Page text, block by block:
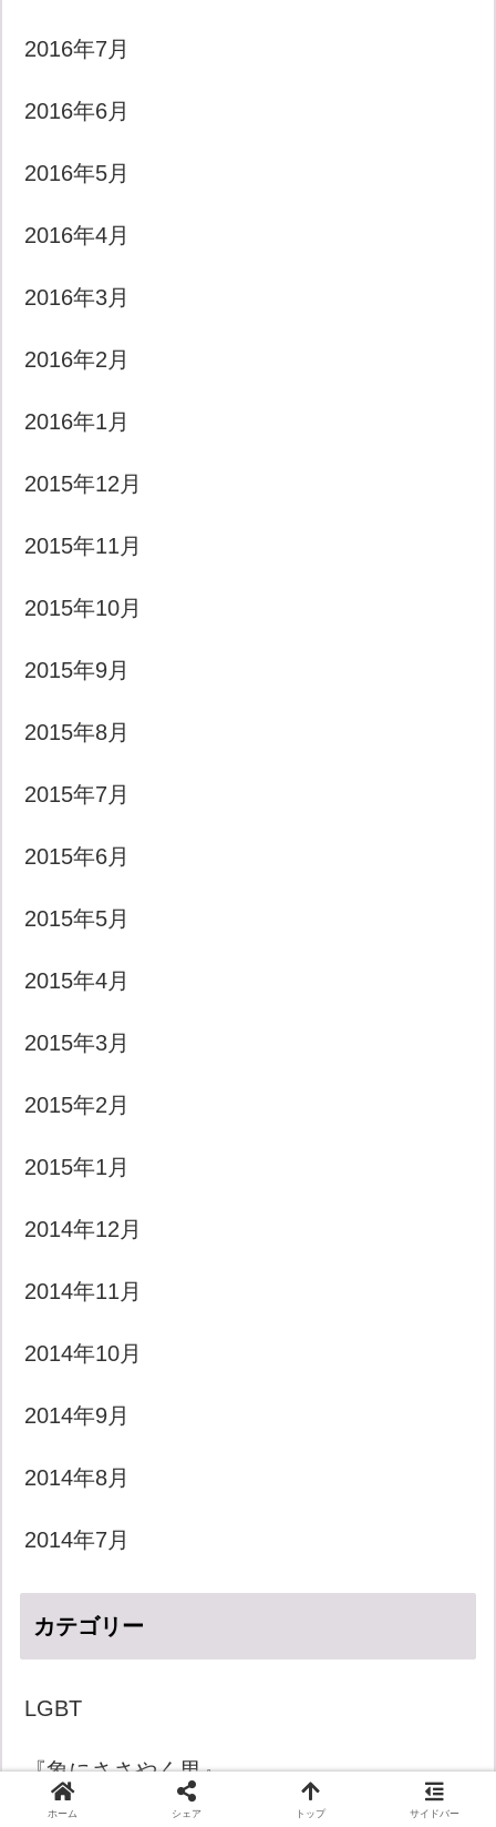
2016年7月
2016年6月
2016年5月
2016年4月
2016年3月
2016年2月
2016年1月
2015年12月
2015年11月
2015年10月
2015年9月
2015年8月
2015年7月
2015年6月
2015年5月
2015年4月
2015年3月
2015年2月
2015年1月
2014年12月
2014年11月
2014年10月
2014年9月
2014年8月
2014年7月
カテゴリー
LGBT
『象にささやく男』
ホーム シェア トップ サイドバー